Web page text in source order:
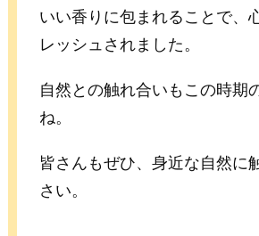
いい香りに包まれることで、
レッシュされました。
自然との触れ合いもこの時期
ね。
皆さんもぜひ、身近な自然に
さい。